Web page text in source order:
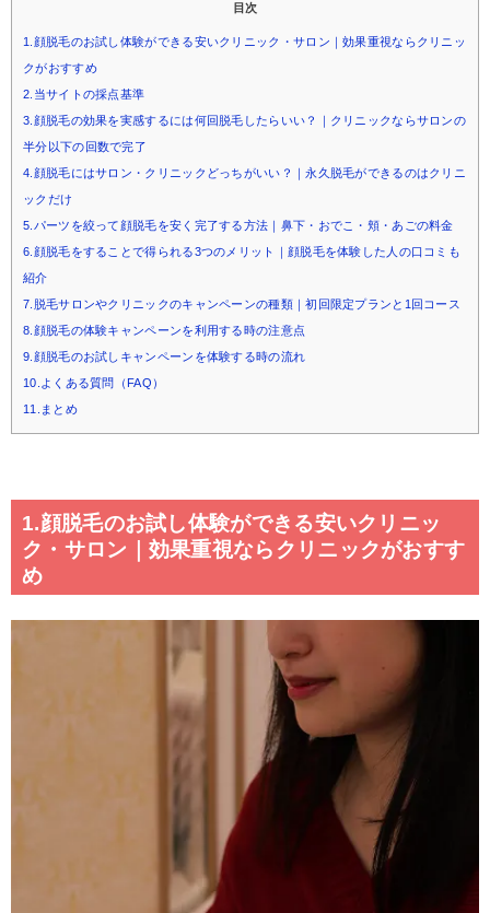
目次
1.顔脱毛のお試し体験ができる安いクリニック・サロン｜効果重視ならクリニッ
クがおすすめ
2.当サイトの採点基準
3.顔脱毛の効果を実感するには何回脱毛したらいい？｜クリニックならサロンの
半分以下の回数で完了
4.顔脱毛にはサロン・クリニックどっちがいい？｜永久脱毛ができるのはクリニ
ックだけ
5.パーツを絞って顔脱毛を安く完了する方法｜鼻下・おでこ・頬・あごの料金
6.顔脱毛をすることで得られる3つのメリット｜顔脱毛を体験した人の口コミも
紹介
7.脱毛サロンやクリニックのキャンペーンの種類｜初回限定プランと1回コース
8.顔脱毛の体験キャンペーンを利用する時の注意点
9.顔脱毛のお試しキャンペーンを体験する時の流れ
10.よくある質問（FAQ）
11.まとめ
1.顔脱毛のお試し体験ができる安いクリニッ
ク・サロン｜効果重視ならクリニックがおすす
め